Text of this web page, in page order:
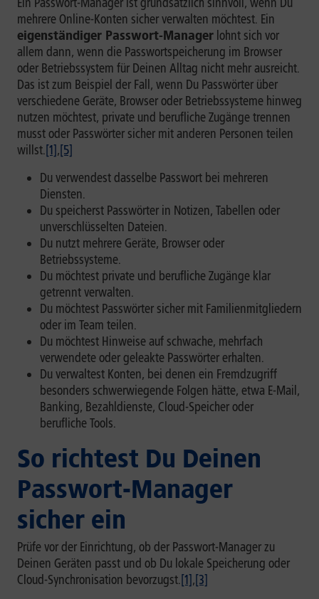
mehrere Online-Konten sicher verwalten möchtest. Ein
eigenständiger Passwort-Manager lohnt sich vor
allem dann, wenn die Passwortspeicherung im Browser
oder Betriebssystem für Deinen Alltag nicht mehr ausreicht.
Das ist zum Beispiel der Fall, wenn Du Passwörter über
verschiedene Geräte, Browser oder Betriebssysteme hinweg
nutzen möchtest, private und berufliche Zugänge trennen
musst oder Passwörter sicher mit anderen Personen teilen
willst.[1],[5]
Du verwendest dasselbe Passwort bei mehreren
Diensten.
Du speicherst Passwörter in Notizen, Tabellen oder
unverschlüsselten Dateien.
Du nutzt mehrere Geräte, Browser oder
Betriebssysteme.
Du möchtest private und berufliche Zugänge klar
getrennt verwalten.
Du möchtest Passwörter sicher mit Familienmitgliedern
oder im Team teilen.
Du möchtest Hinweise auf schwache, mehrfach
verwendete oder geleakte Passwörter erhalten.
Du verwaltest Konten, bei denen ein Fremdzugriff
besonders schwerwiegende Folgen hätte, etwa E-Mail,
Banking, Bezahldienste, Cloud-Speicher oder
berufliche Tools.
So richtest Du Deinen
Passwort-Manager
sicher ein
Prüfe vor der Einrichtung, ob der Passwort-Manager zu
Deinen Geräten passt und ob Du lokale Speicherung oder
Cloud-Synchronisation bevorzugst.[1],[3]